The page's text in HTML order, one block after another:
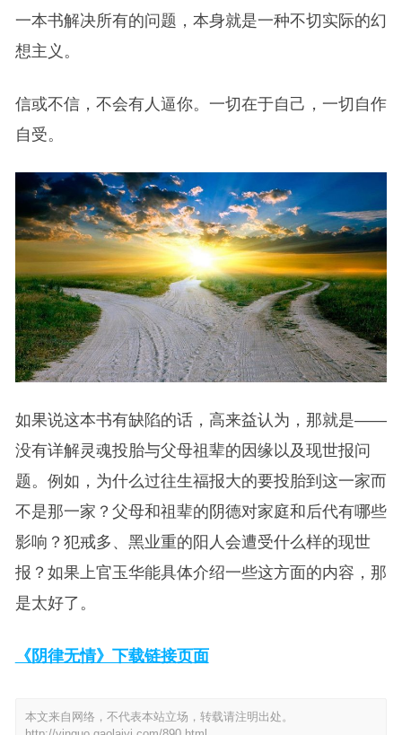
一本书解决所有的问题，本身就是一种不切实际的幻
想主义。
信或不信，不会有人逼你。一切在于自己，一切自作
自受。
如果说这本书有缺陷的话，高来益认为，那就是——
没有详解灵魂投胎与父母祖辈的因缘以及现世报问
题。例如，为什么过往生福报大的要投胎到这一家而
不是那一家？父母和祖辈的阴德对家庭和后代有哪些
影响？犯戒多、黑业重的阳人会遭受什么样的现世
报？如果上官玉华能具体介绍一些这方面的内容，那
是太好了。
《阴律无情》下载链接页面
本文来自网络，不代表本站立场，转载请注明出处。